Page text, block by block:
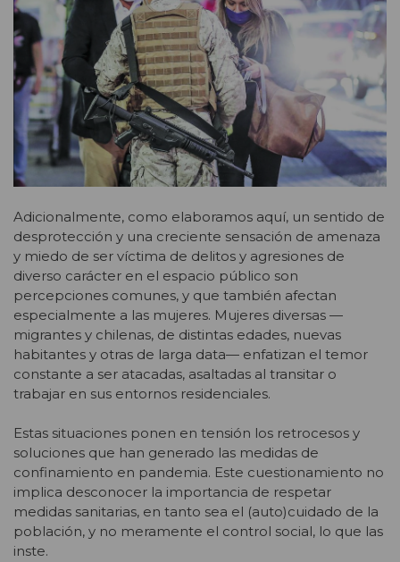
Adicionalmente, como elaboramos aquí, un sentido de
desprotección y una creciente sensación de amenaza
y miedo de ser víctima de delitos y agresiones de
diverso carácter en el espacio público son
percepciones comunes, y que también afectan
especialmente a las mujeres. Mujeres diversas —
migrantes y chilenas, de distintas edades, nuevas
habitantes y otras de larga data— enfatizan el temor
constante a ser atacadas, asaltadas al transitar o
trabajar en sus entornos residenciales.
Estas situaciones ponen en tensión los retrocesos y
soluciones que han generado las medidas de
confinamiento en pandemia. Este cuestionamiento no
implica desconocer la importancia de respetar
medidas sanitarias, en tanto sea el (auto)cuidado de la
población, y no meramente el control social, lo que las
inste.